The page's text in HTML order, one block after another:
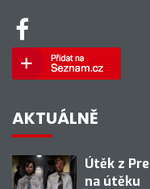
AKTUÁLNĚ
Útěk z
na útěku